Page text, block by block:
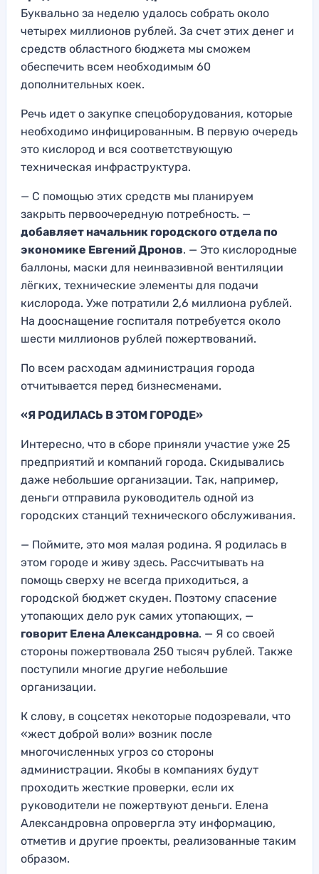
Буквально за неделю удалось собрать около
четырех миллионов рублей. За счет этих денег и
средств областного бюджета мы сможем
обеспечить всем необходимым 60
дополнительных коек.
Речь идет о закупке спецоборудования, которые
необходимо инфицированным. В первую очередь
это кислород и вся соответствующую
техническая инфраструктура.
— С помощью этих средств мы планируем
закрыть первоочередную потребность. —
добавляет начальник городского отдела по
экономике Евгений Дронов. — Это кислородные
баллоны, маски для неинвазивной вентиляции
лёгких, технические элементы для подачи
кислорода. Уже потратили 2,6 миллиона рублей.
На дооснащение госпиталя потребуется около
шести миллионов рублей пожертвований.
По всем расходам администрация города
отчитывается перед бизнесменами.
«Я РОДИЛАСЬ В ЭТОМ ГОРОДЕ»
Интересно, что в сборе приняли участие уже 25
предприятий и компаний города. Скидывались
даже небольшие организации. Так, например,
деньги отправила руководитель одной из
городских станций технического обслуживания.
— Поймите, это моя малая родина. Я родилась в
этом городе и живу здесь. Рассчитывать на
помощь сверху не всегда приходиться, а
городской бюджет скуден. Поэтому спасение
утопающих дело рук самих утопающих, —
говорит Елена Александровна. — Я со своей
стороны пожертвовала 250 тысяч рублей. Также
поступили многие другие небольшие
организации.
К слову, в соцсетях некоторые подозревали, что
«жест доброй воли» возник после
многочисленных угроз со стороны
администрации. Якобы в компаниях будут
проходить жесткие проверки, если их
руководители не пожертвуют деньги. Елена
Александровна опровергла эту информацию,
отметив и другие проекты, реализованные таким
образом.